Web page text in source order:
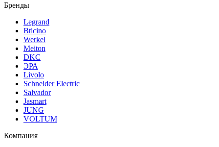
Бренды
Legrand
Bticino
Werkel
Meiton
DKC
ЭРА
Livolo
Schneider Electric
Salvador
Jasmart
JUNG
VOLTUM
Компания